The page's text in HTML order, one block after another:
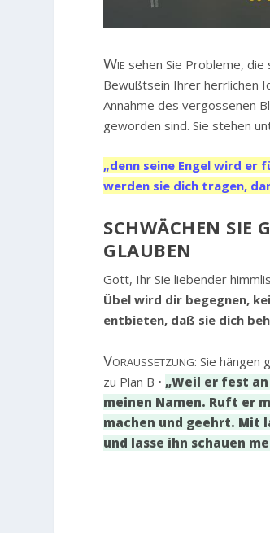
Wie sehen Sie Probleme, die
Bewußtsein Ihrer herrlichen
Annahme des vergossenen
geworden sind. Sie stehen
„denn seine Engel wird er
werden sie dich tragen,
SCHWÄCHEN SIE
GLAUBEN
Gott, Ihr Sie liebender
Übel wird dir begegnen,
entbieten, daß sie dich
Voraussetzung: Sie hängen
zu Plan B • „Weil er fest
meinen Namen. Ruft er
machen und geehrt. Mit
und lasse ihn schauen